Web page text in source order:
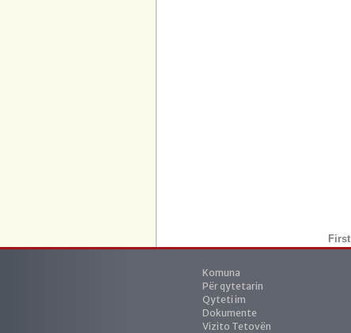
First
Komuna
Për qytetarin
Qyteti im
Dokumente
Vizito Tetovën